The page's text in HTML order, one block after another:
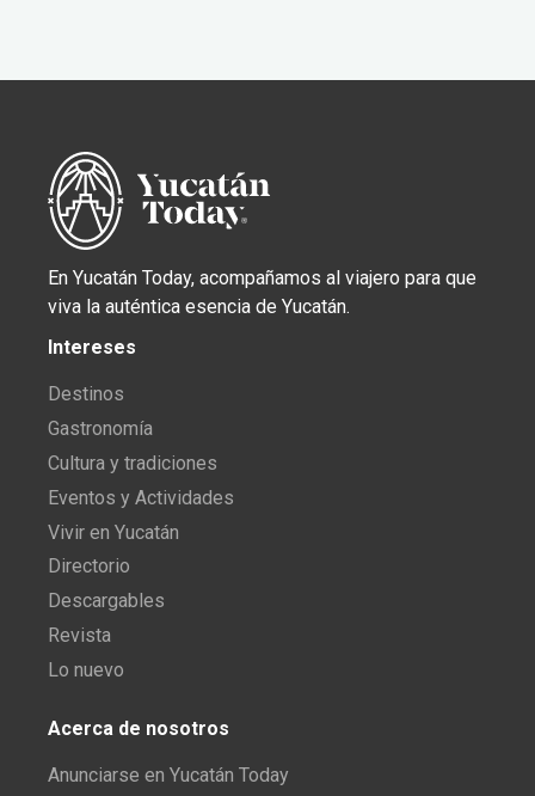
En Yucatán Today, acompañamos al viajero para que
viva la auténtica esencia de Yucatán.
Intereses
Destinos
Gastronomía
Cultura y tradiciones
Eventos y Actividades
Vivir en Yucatán
Directorio
Descargables
Revista
Lo nuevo
Acerca de nosotros
Anunciarse en Yucatán Today